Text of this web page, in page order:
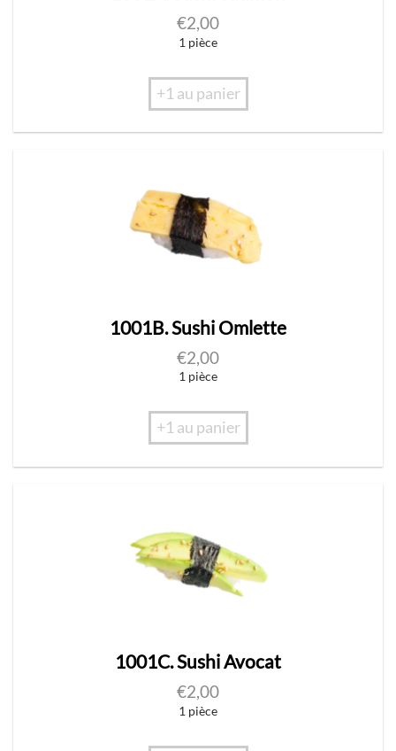
€2,00
1 pièce
+1 au panier
1001B. Sushi Omlette
€2,00
1 pièce
+1 au panier
1001C. Sushi Avocat
€2,00
1 pièce